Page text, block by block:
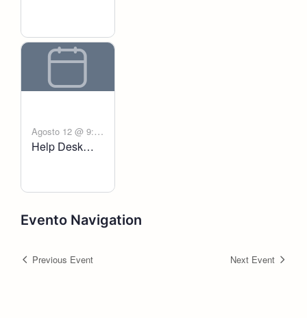
Agosto 12 @ 9:00
am - 6:00 pm
Help Desk
Evento Navigation
Previous Event Next Event